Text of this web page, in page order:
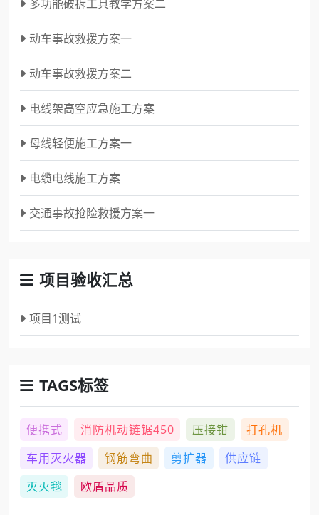
多功能破拆工具教学方案二
动车事故救援方案一
动车事故救援方案二
电线架高空应急施工方案
母线轻便施工方案一
电缆电线施工方案
交通事故抢险救援方案一
项目验收汇总
项目1测试
TAGS标签
便携式 消防机动链锯450 压接钳
打孔机
车用灭火器
钢筋弯曲 剪扩器
供应链
灭火毯
欧盾品质